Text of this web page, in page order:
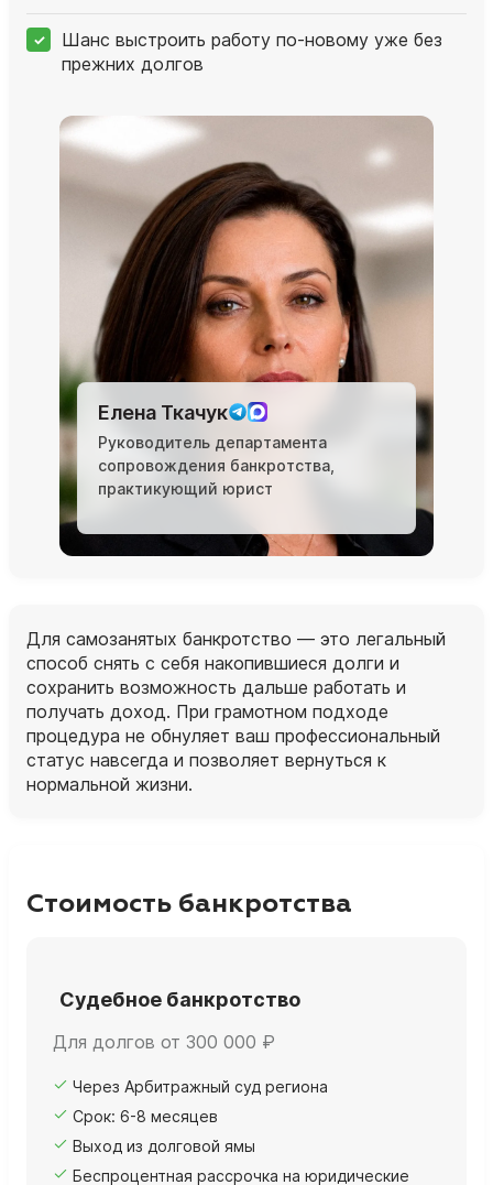
Шанс выстроить работу по‑новому уже без
прежних долгов
Елена Ткачук
Руководитель департамента
сопровождения банкротства,
практикующий юрист
Для самозанятых банкротство — это легальный
способ снять с себя накопившиеся долги и
сохранить возможность дальше работать и
получать доход. При грамотном подходе
процедура не обнуляет ваш профессиональный
статус навсегда и позволяет вернуться к
нормальной жизни.
Стоимость банкротства
Судебное банкротство
Для долгов от 300 000 ₽
Через Арбитражный суд региона
Срок: 6-8 месяцев
Выход из долговой ямы
Беспроцентная рассрочка на юридические